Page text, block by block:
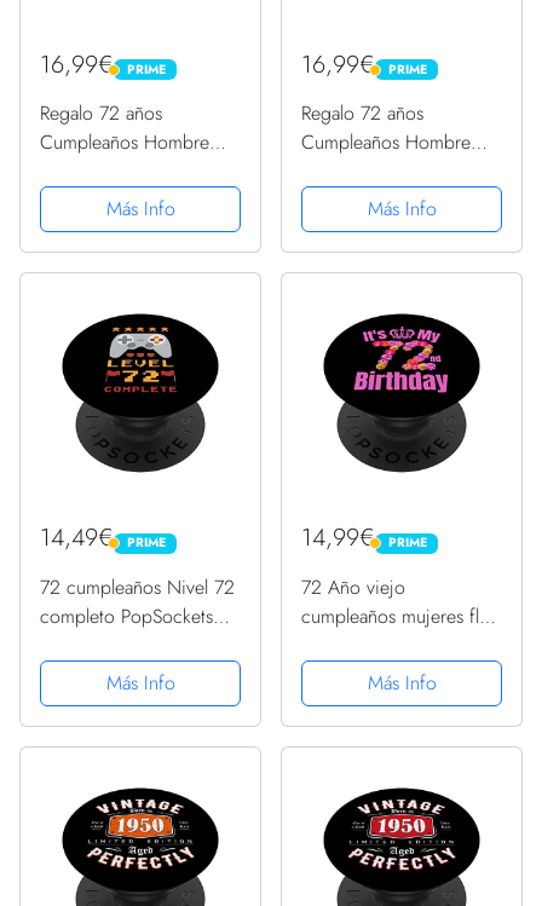
16,99€ PRIME
PRIME
Regalo 72 años
Cumpleaños Hombre
PopSockets PopGrip
Intercambiable
Más Info
16,99€ PRIME
PRIME
Regalo 72 años
Cumpleaños Hombre
PopSockets PopGrip
Intercambiable
Más Info
14,49€ PRIME
PRIME
72 cumpleaños Nivel 72
completo PopSockets
Más Info
14,99€ PRIME
PRIME
72 Año viejo
cumpleaños mujeres flor
PopSockets PopGrip
Intercambiable
Más Info